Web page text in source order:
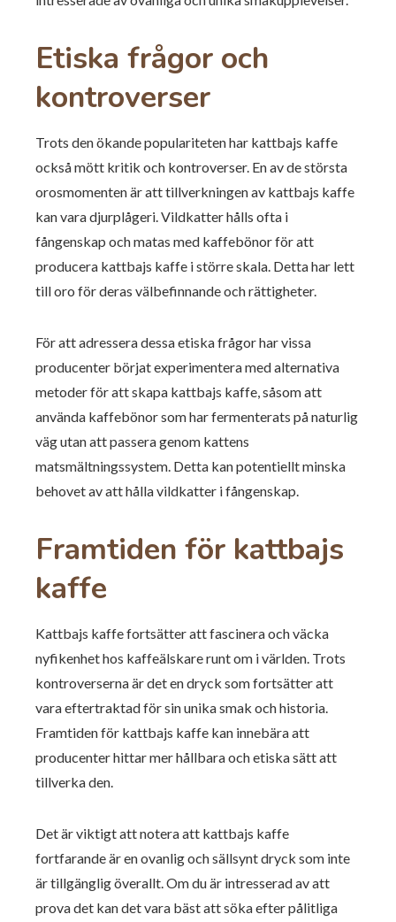
Etiska frågor och
kontroverser
Trots den ökande populariteten har kattbajs kaffe
också mött kritik och kontroverser. En av de största
orosmomenten är att tillverkningen av kattbajs kaffe
kan vara djurplågeri. Vildkatter hålls ofta i
fångenskap och matas med kaffebönor för att
producera kattbajs kaffe i större skala. Detta har lett
till oro för deras välbefinnande och rättigheter.
För att adressera dessa etiska frågor har vissa
producenter börjat experimentera med alternativa
metoder för att skapa kattbajs kaffe, såsom att
använda kaffebönor som har fermenterats på naturlig
väg utan att passera genom kattens
matsmältningssystem. Detta kan potentiellt minska
behovet av att hålla vildkatter i fångenskap.
Framtiden för kattbajs
kaffe
Kattbajs kaffe fortsätter att fascinera och väcka
nyfikenhet hos kaffeälskare runt om i världen. Trots
kontroverserna är det en dryck som fortsätter att
vara eftertraktad för sin unika smak och historia.
Framtiden för kattbajs kaffe kan innebära att
producenter hittar mer hållbara och etiska sätt att
tillverka den.
Det är viktigt att notera att kattbajs kaffe
fortfarande är en ovanlig och sällsynt dryck som inte
är tillgänglig överallt. Om du är intresserad av att
prova det kan det vara bäst att söka efter pålitliga